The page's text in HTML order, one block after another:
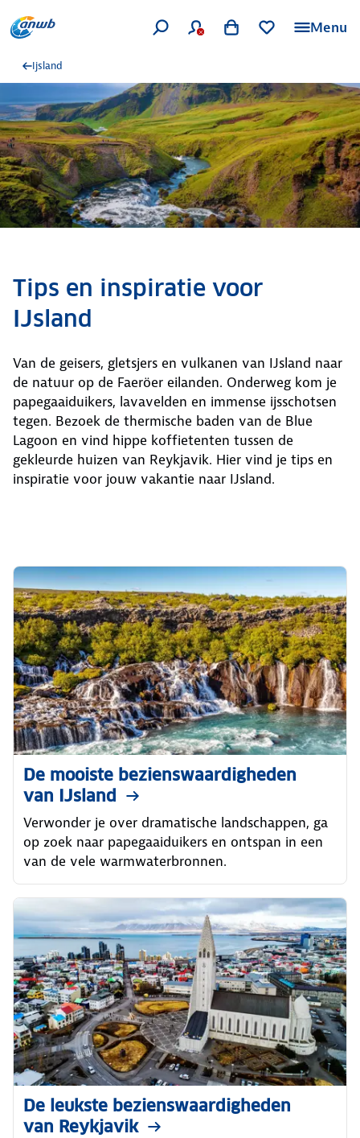
Menu
Ijsland
Tips en inspiratie voor
IJsland
Van de geisers, gletsjers en vulkanen van IJsland naar
de natuur op de Faeröer eilanden. Onderweg kom je
papegaaiduikers, lavavelden en immense ijsschotsen
tegen. Bezoek de thermische baden van de Blue
Lagoon en vind hippe koffietenten tussen de
gekleurde huizen van Reykjavik. Hier vind je tips en
inspiratie voor jouw vakantie naar IJsland.
De mooiste bezienswaardigheden
van IJsland
Verwonder je over dramatische landschappen, ga
op zoek naar papegaaiduikers en ontspan in een
van de vele warmwaterbronnen.
De leukste bezienswaardigheden
van Reykjavik